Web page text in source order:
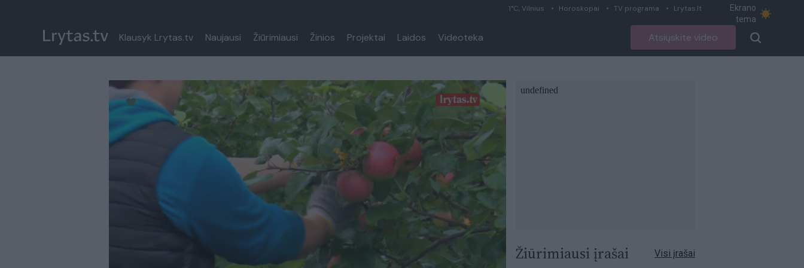
1°C, Vilnius Horoskopai TV programa Lrytas.lt
Ekrano
tema
Klausyk Lrytas.tv Naujausi Žiūrimiausi Žinios Projektai Laidos Videoteka Atsiųskite video
Paremkite Ukrainą
Žiūrimiausi įrašai Visi įrašai